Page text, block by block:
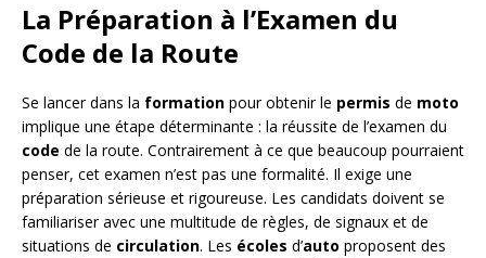
La Préparation à l’Examen du
Code de la Route
Se lancer dans la formation pour obtenir le permis de moto
implique une étape déterminante : la réussite de l’examen du
code de la route. Contrairement à ce que beaucoup pourraient
penser, cet examen n’est pas une formalité. Il exige une
préparation sérieuse et rigoureuse. Les candidats doivent se
familiariser avec une multitude de règles, de signaux et de
situations de circulation. Les écoles d’auto proposent des